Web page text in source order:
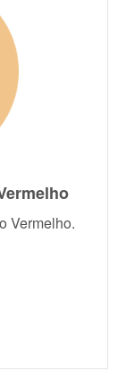
Vermelho.